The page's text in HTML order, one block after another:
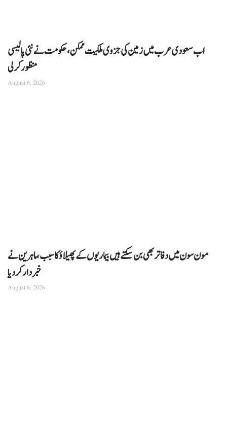
اب سعودی عرب میں زمین کی جزوی ملکیت ممکن، حکومت نے نئی پالیسی
منظور کرلی
August 6, 2026
مون سون میں دفاتر بھی بن سکتے ہیں بیماریوں کے پھیلاؤ کا سبب، ماہرین نے
خبردار کر دیا
August 6, 2026